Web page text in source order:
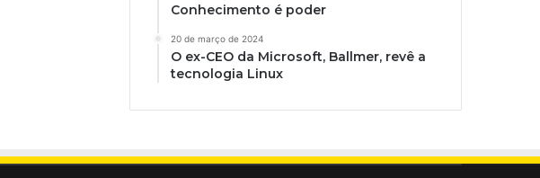
Conhecimento é poder
20 de março de 2024
O ex-CEO da Microsoft, Ballmer, revê a
tecnologia Linux